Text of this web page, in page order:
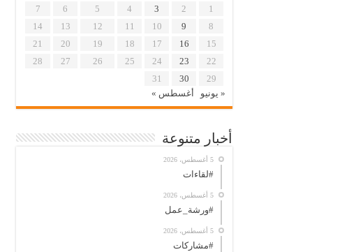
1
2
3
4
5
6
7
8
9
10
11
12
13
14
15
16
17
18
19
20
21
22
23
24
25
26
27
28
29
30
31
« يونيو
أغسطس »
أخبار متنوعة
5 أغسطس، 2026
#لقاءات
5 أغسطس، 2026
#ورشة_عمل
5 أغسطس، 2026
#مشاركات